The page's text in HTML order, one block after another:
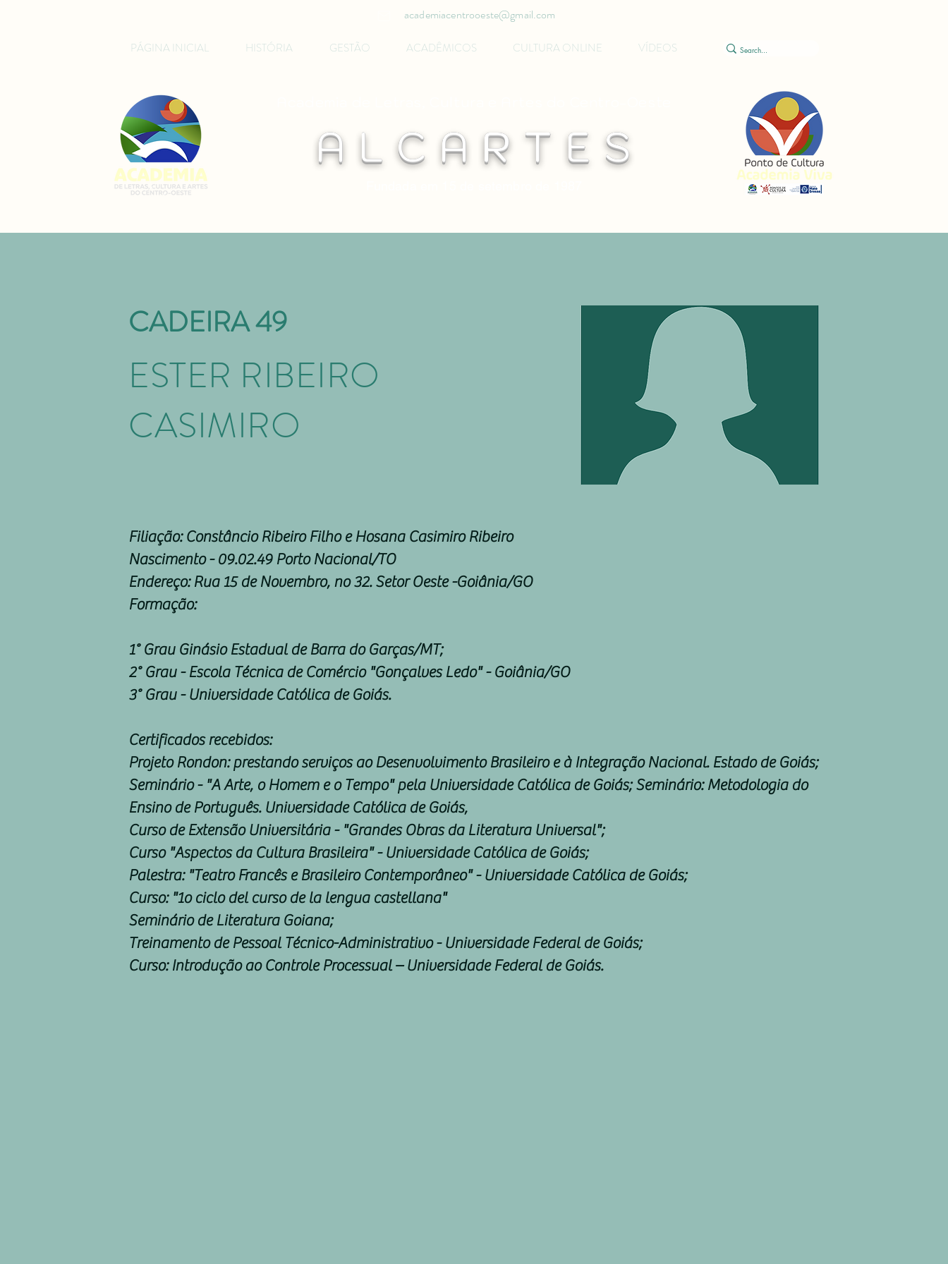
PÁGINA INICIAL HISTÓRIA GESTÃO ACADÊMICOS CULTURA ONLINE VÍDEOS
academiacentrooeste@gmail.com
A L C A R T E S
CADEIRA 49
ESTER RIBEIRO
CASIMIRO
Filiação: Constâncio Ribeiro Filho e Hosana Casimiro Ribeiro
Nascimento - 09.02.49 Porto Nacional/TO
Endereço: Rua 15 de Novembro, no 32. Setor Oeste -Goiânia/GO
Formação:
1° Grau Ginásio Estadual de Barra do Garças/MT;
2° Grau - Escola Técnica de Comércio "Gonçalves Ledo" - Goiânia/GO
3° Grau - Universidade Católica de Goiás.
Certificados recebidos:
Projeto Rondon: prestando serviços ao Desenvolvimento Brasileiro e à Integração Nacional. Estado de Goiás;
Seminário - "A Arte, o Homem e o Tempo" pela Universidade Católica de Goiás; Seminário: Metodologia do
Ensino de Português. Universidade Católica de Goiás,
Curso de Extensão Universitária - "Grandes Obras da Literatura Universal";
Curso "Aspectos da Cultura Brasileira" - Universidade Católica de Goiás;
Palestra: "Teatro Francês e Brasileiro Contemporâneo" - Universidade Católica de Goiás;
Curso: "1o ciclo del curso de la lengua castellana"
Seminário de Literatura Goiana;
Treinamento de Pessoal Técnico-Administrativo - Universidade Federal de Goiás;
Curso: Introdução ao Controle Processual – Universidade Federal de Goiás.